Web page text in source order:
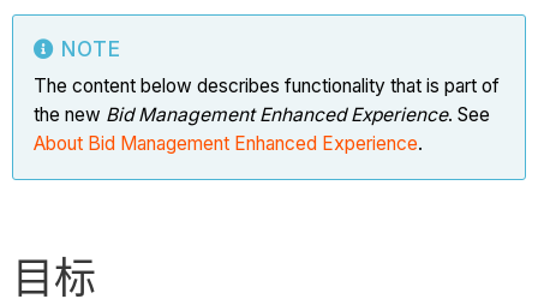
NOTE
The content below describes functionality that is part of
the new Bid Management Enhanced Experience. See
About Bid Management Enhanced Experience.
目标